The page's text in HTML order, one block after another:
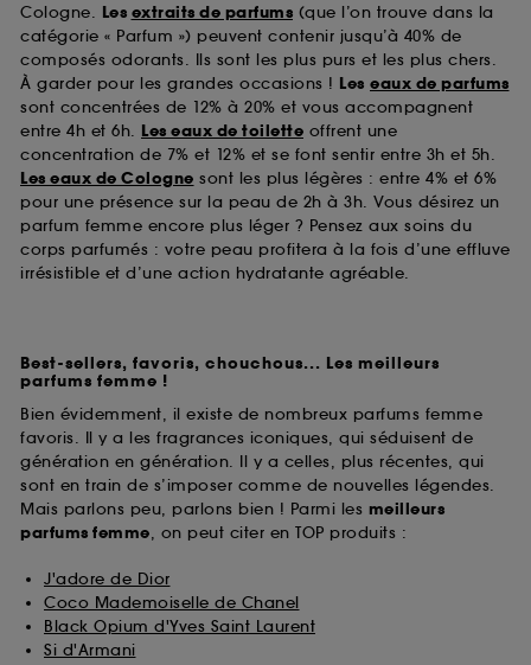
Cologne. Les extraits de parfums (que l’on trouve dans la
catégorie « Parfum ») peuvent contenir jusqu’à 40% de
composés odorants. Ils sont les plus purs et les plus chers.
À garder pour les grandes occasions ! Les eaux de parfums
sont concentrées de 12% à 20% et vous accompagnent
entre 4h et 6h. Les eaux de toilette offrent une
concentration de 7% et 12% et se font sentir entre 3h et 5h.
Les eaux de Cologne sont les plus légères : entre 4% et 6%
pour une présence sur la peau de 2h à 3h. Vous désirez un
parfum femme encore plus léger ? Pensez aux soins du
corps parfumés : votre peau profitera à la fois d’une effluve
irrésistible et d’une action hydratante agréable.
Best-sellers, favoris, chouchous... Les meilleurs
parfums femme !
Bien évidemment, il existe de nombreux parfums femme
favoris. Il y a les fragrances iconiques, qui séduisent de
génération en génération. Il y a celles, plus récentes, qui
sont en train de s’imposer comme de nouvelles légendes.
Mais parlons peu, parlons bien ! Parmi les meilleurs
parfums femme, on peut citer en TOP produits :
J'adore de Dior
Coco Mademoiselle de Chanel
Black Opium d'Yves Saint Laurent
Si d'Armani